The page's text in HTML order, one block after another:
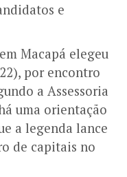
e
Macapá elegeu
por encontro
a Assessoria
uma orientação
a legenda lance
de capitais no